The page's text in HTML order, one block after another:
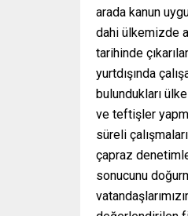
arada kanun
dahi ülkemizde
tarihinde
yurtdışında
bulundukları
ve teftişler
süreli
çapraz
sonucunu